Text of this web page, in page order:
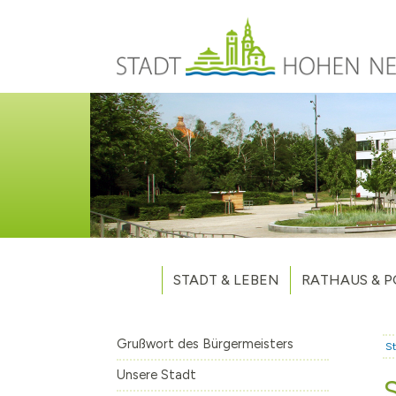
STADT & LEBEN
Unsere Stadt
Aktuelles
Weitere
RATHAUS &
Grußwort des Bürgermeisters
Unsere Stadt